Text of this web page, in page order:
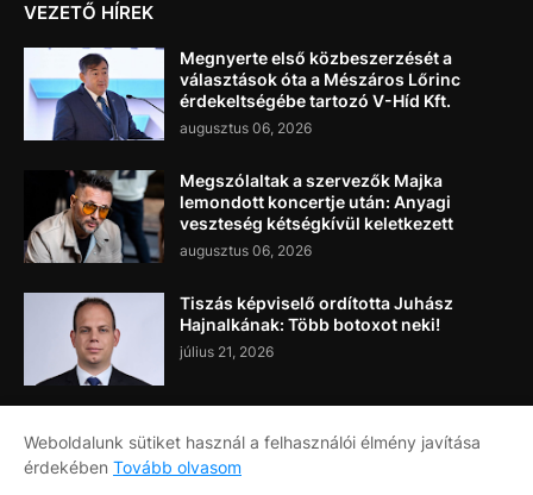
VEZETŐ HÍREK
Megnyerte első közbeszerzését a
választások óta a Mészáros Lőrinc
érdekeltségébe tartozó V-Híd Kft.
augusztus 06, 2026
Megszólaltak a szervezők Majka
lemondott koncertje után: Anyagi
veszteség kétségkívül keletkezett
augusztus 06, 2026
Tiszás képviselő ordította Juhász
Hajnalkának: Több botoxot neki!
július 21, 2026
Címlap Rólunk
Weboldalunk sütiket használ a felhasználói élmény javítása
érdekében Tovább olvasom